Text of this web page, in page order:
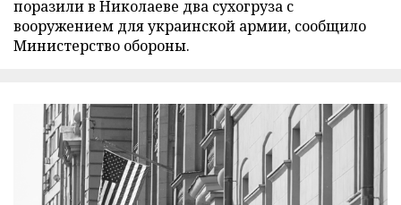
поразили в Николаеве два сухогруза с
вооружением для украинской армии, сообщило
Министерство обороны.